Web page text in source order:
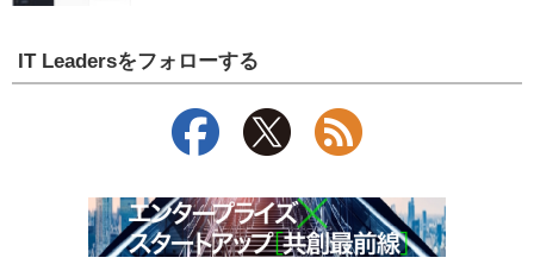
IT Leadersをフォローする